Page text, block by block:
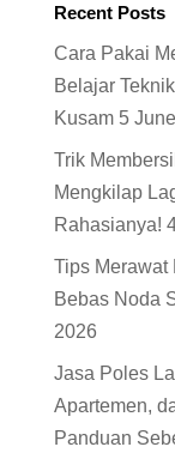
Recent Posts
Cara Pakai
Belajar
Kusam 5
Trik
Mengkilap
Rahasianya!
Tips Merawat
Bebas Noda
2026
Jasa Poles
Apartemen,
Panduan